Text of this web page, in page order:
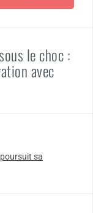
le choc :
avec
sa